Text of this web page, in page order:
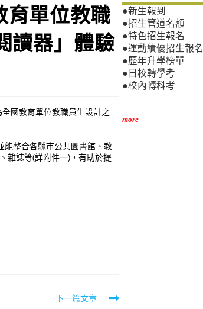
育單位教職
讀器」體驗
國教育單位教職員生設計之
能整合各縣巿公共圖書館、教
雜誌等(詳附件一)，有助於提
下一篇文章
●新生報到
●招生管道名額
●特色招生報名
●運動績優招生報名
●歷年升學榜單
●日校轉學考
●校內轉科考
more